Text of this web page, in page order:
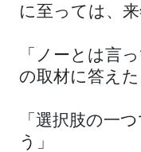
に至っては、
「ノーとは言
の取材に答えた
「選択肢の一
う」